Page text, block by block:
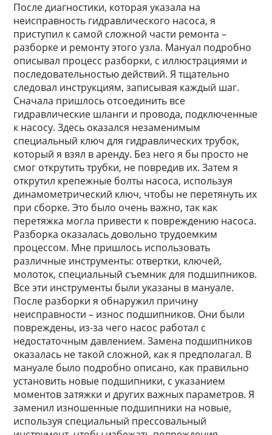
После диагностики, которая указала на
неисправность гидравлического насоса, я
приступил к самой сложной части ремонта –
разборке и ремонту этого узла. Мануал подробно
описывал процесс разборки, с иллюстрациями и
последовательностью действий. Я тщательно
следовал инструкциям, записывая каждый шаг.
Сначала пришлось отсоединить все
гидравлические шланги и провода, подключенные
к насосу. Здесь оказался незаменимым
специальный ключ для гидравлических трубок,
который я взял в аренду. Без него я бы просто не
смог открутить трубки, не повредив их. Затем я
открутил крепежные болты насоса, используя
динамометрический ключ, чтобы не перетянуть их
при сборке. Это было очень важно, так как
перетяжка могла привести к повреждению насоса.
Разборка оказалась довольно трудоемким
процессом. Мне пришлось использовать
различные инструменты: отвертки, ключей,
молоток, специальный съемник для подшипников.
Все эти инструменты были указаны в мануале.
После разборки я обнаружил причину
неисправности – износ подшипников. Они были
повреждены, из-за чего насос работал с
недостаточным давлением. Замена подшипников
оказалась не такой сложной, как я предполагал. В
мануале было подробно описано, как правильно
установить новые подшипники, с указанием
моментов затяжки и других важных параметров. Я
заменил изношенные подшипники на новые,
используя специальный прессовальный